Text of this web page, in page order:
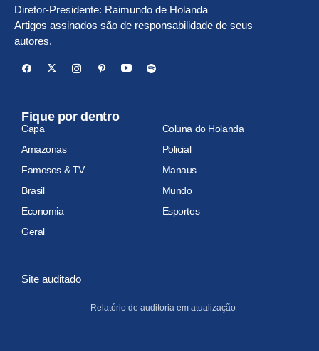
Diretor-Presidente: Raimundo de Holanda
Artigos assinados são de responsabilidade de seus
autores.
Fique por dentro
Capa
Coluna do Holanda
Amazonas
Policial
Famosos & TV
Manaus
Brasil
Mundo
Economia
Esportes
Geral
Site auditado
Relatório de auditoria em atualização